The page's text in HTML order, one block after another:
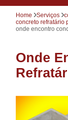
Home Serviços
concreto refratário
onde encontro
Onde